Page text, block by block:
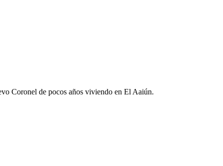
Coronel de pocos años viviendo en El Aaiún.